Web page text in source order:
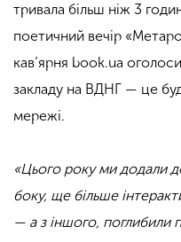
тривала більш ніж 3
поетичний вечір
кав’ярня book.ua
закладу на ВДНГ — це
мережі.
«Цього року ми додали
боку, ще більше
— а з іншого, поглибили